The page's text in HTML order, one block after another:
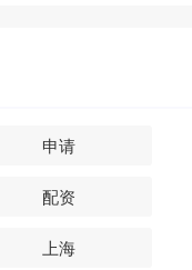
申请
配资
上海